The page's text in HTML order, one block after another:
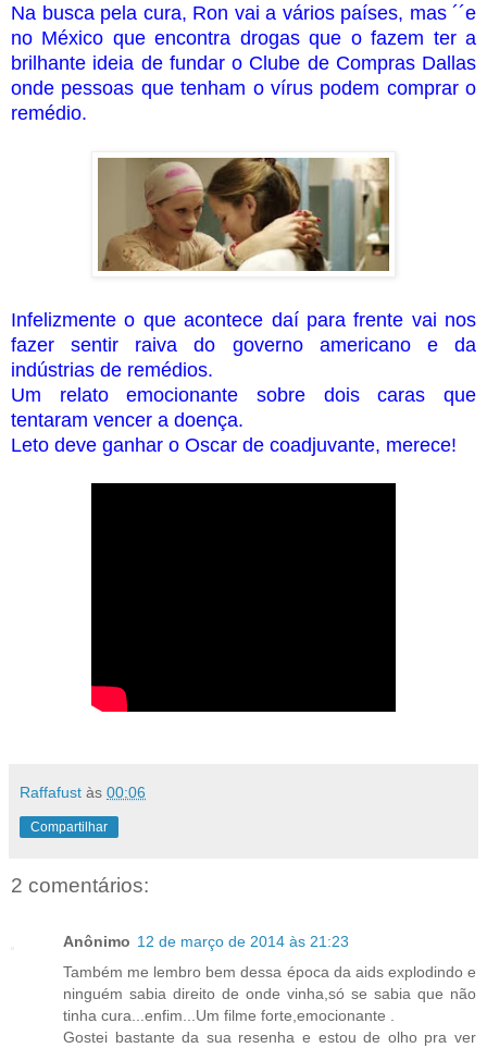
Na busca pela cura, Ron vai a vários países, mas ´´e
no México que encontra drogas que o fazem ter a
brilhante ideia de fundar o Clube de Compras Dallas
onde pessoas que tenham o vírus podem comprar o
remédio.
Infelizmente o que acontece daí para frente vai nos
fazer sentir raiva do governo americano e da
indústrias de remédios.
Um relato emocionante sobre dois caras que
tentaram vencer a doença.
Leto deve ganhar o Oscar de coadjuvante, merece!
Raffafust às 00:06
Compartilhar
2 comentários:
Anônimo 12 de março de 2014 às 21:23
Também me lembro bem dessa época da aids explodindo e
ninguém sabia direito de onde vinha,só se sabia que não
tinha cura...enfim...Um filme forte,emocionante .
Gostei bastante da sua resenha e estou de olho pra ver